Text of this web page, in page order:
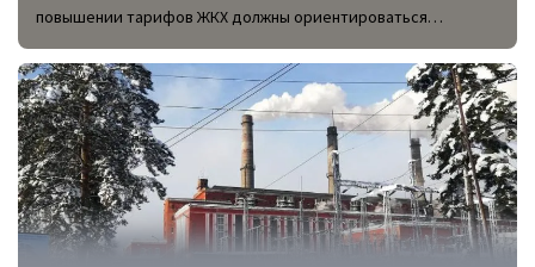
повышении тарифов ЖКХ должны ориентироваться
региональные власти. Рекомендации такого рода
подсчитаны для каждого региона, и в случае их нарушения
будут приниматься меры.